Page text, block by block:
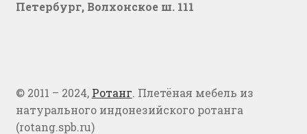
Петербург, Волхонское ш. 111
© 2011 – 2024, Ротанг. Плетёная мебель из
натурального индонезийского ротанга
(rotang.spb.ru)